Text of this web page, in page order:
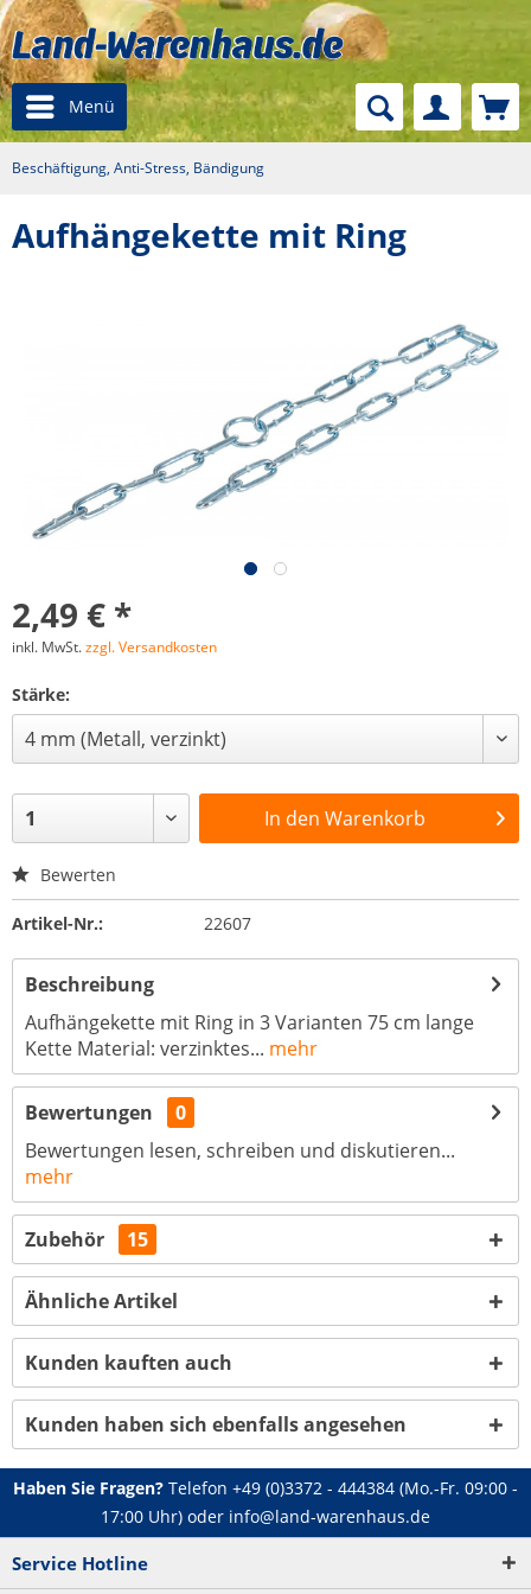
Menü
Beschäftigung, Anti-Stress, Bändigung
Aufhängekette mit Ring
2,49 € *
inkl. MwSt.zzgl. Versandkosten
Stärke:
In den Warenkorb
Bewerten
Artikel-Nr.: 22607
Beschreibung
Aufhängekette mit Ring in 3 Varianten 75 cm lange
Kette Material: verzinktes... mehr
Bewertungen
0
Bewertungen lesen, schreiben und diskutieren...
mehr
Zubehör 15
Ähnliche Artikel
Kunden kauften auch
Kunden haben sich ebenfalls angesehen
Haben Sie Fragen? Telefon +49 (0)3372 - 444384 (Mo.-Fr. 09:00 -
17:00 Uhr) oder info@land-warenhaus.de
Service Hotline